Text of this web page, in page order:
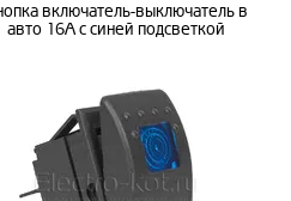
включатель-выключатель в
авто 16А с синей подсветкой